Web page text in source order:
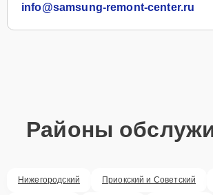
info@samsung-remont-center.ru
Районы
Нижегородский Приокский и Советский